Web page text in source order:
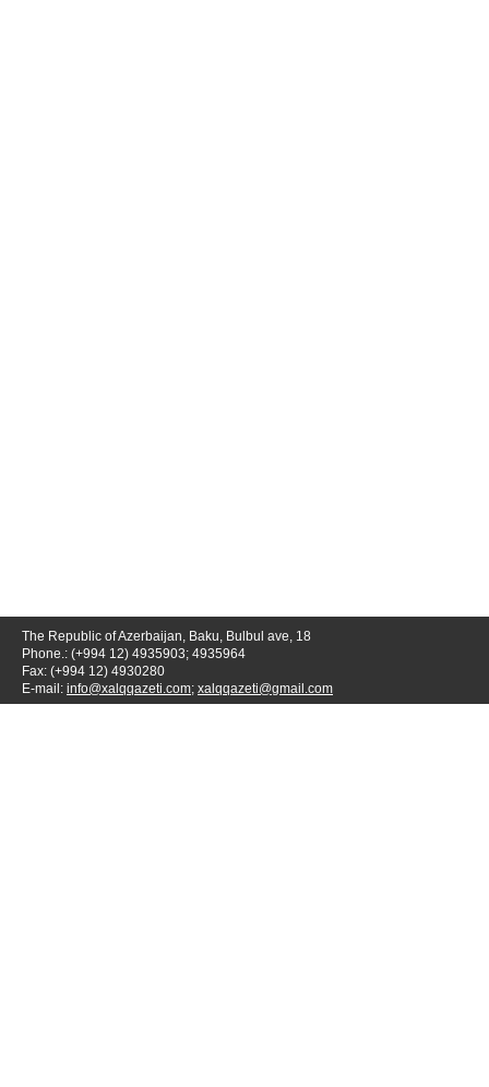
The Republic of Azerbaijan, Baku, Bulbul ave, 18
Phone.: (+994 12) 4935903; 4935964
Fax: (+994 12) 4930280
E-mail: info@xalqqazeti.com; xalqqazeti@gmail.com